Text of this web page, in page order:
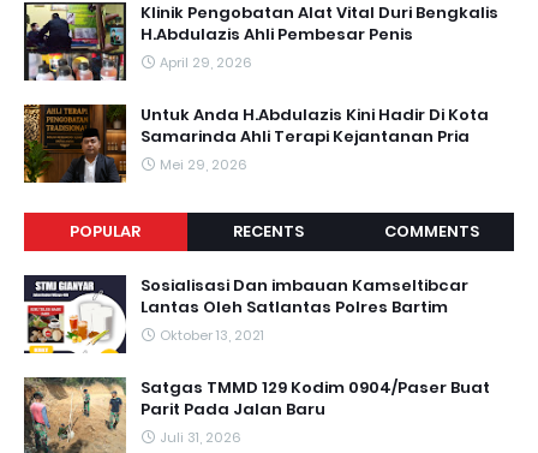
Klinik Pengobatan Alat Vital Duri Bengkalis
H.Abdulazis Ahli Pembesar Penis
April 29, 2026
Untuk Anda H.Abdulazis Kini Hadir Di Kota
Samarinda Ahli Terapi Kejantanan Pria
Mei 29, 2026
POPULAR RECENTS COMMENTS
Sosialisasi Dan imbauan Kamseltibcar
Lantas Oleh Satlantas Polres Bartim
Oktober 13, 2021
Satgas TMMD 129 Kodim 0904/Paser Buat
Parit Pada Jalan Baru
Juli 31, 2026